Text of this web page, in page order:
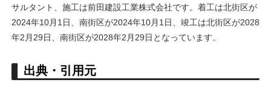
サルタント、施工は前田建設工業株式会社です。着工は北街区が
2024年10月1日、南街区が2024年10月1日、竣工は北街区が2028
年2月29日、南街区が2028年2月29日となっています。
出典・引用元